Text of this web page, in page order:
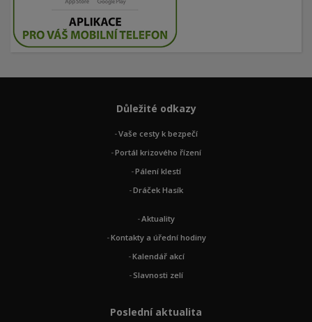
Důležité odkazy
Vaše cesty k bezpečí
Portál krizového řízení
Pálení klestí
Dráček Hasík
Aktuality
Kontakty a úřední hodiny
Kalendář akcí
Slavnosti zelí
Poslední aktualita